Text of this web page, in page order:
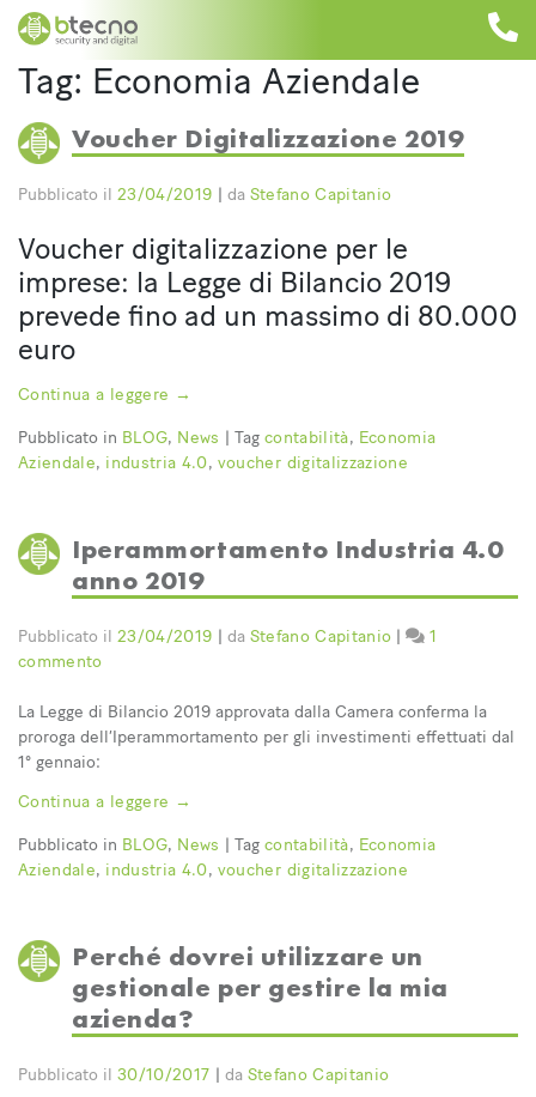
Skip
Tag: Economia Aziendale
Voucher Digitalizzazione 2019
Pubblicato il 23/04/2019 | da Stefano Capitanio
Voucher digitalizzazione per le
imprese: la Legge di Bilancio 2019
prevede fino ad un massimo di 80.000
euro
Continua a leggere →
Pubblicato in BLOG, News | Tag contabilità, Economia
Aziendale, industria 4.0, voucher digitalizzazione
Iperammortamento Industria 4.0
anno 2019
Pubblicato il 23/04/2019 | da Stefano Capitanio |
1
commentosu
Industria
4.0
La Legge di Bilancio 2019 approvata dalla Camera conferma la
proroga dell’Iperammortamento per gli investimenti effettuati dal
1° gennaio:
Continua a leggere →
Pubblicato in BLOG, News | Tag contabilità, Economia
Aziendale, industria 4.0, voucher digitalizzazione
Perché dovrei utilizzare un
gestionale per gestire la mia
azienda?
Pubblicato il 30/10/2017 | da Stefano Capitanio